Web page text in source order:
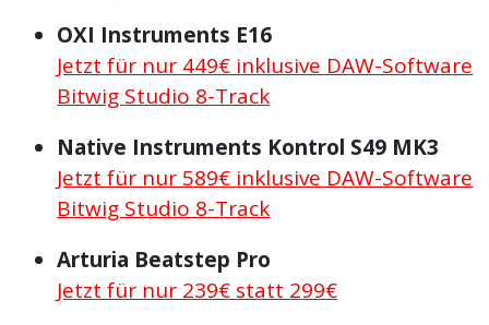
OXI Instruments E16
Jetzt für nur 449€ inklusive DAW-Software
Bitwig Studio 8-Track
Native Instruments Kontrol S49 MK3
Jetzt für nur 589€ inklusive DAW-Software
Bitwig Studio 8-Track
Arturia Beatstep Pro
Jetzt für nur 239€ statt 299€